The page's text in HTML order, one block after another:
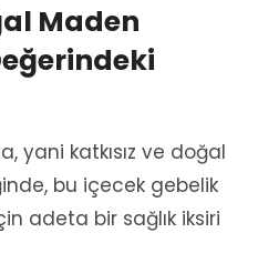
Maden
yani katkısız ve doğal
bu içecek gebelik
adeta bir sağlık iksiri